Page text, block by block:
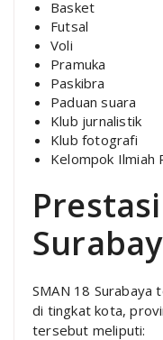
Basket
Futsal
Voli
Pramuka
Paskibra
Paduan suara
Klub jurnalistik
Klub fotografi
Kelompok Ilmiah
SMAN 18
di tingkat kota,
tersebut meliputi: